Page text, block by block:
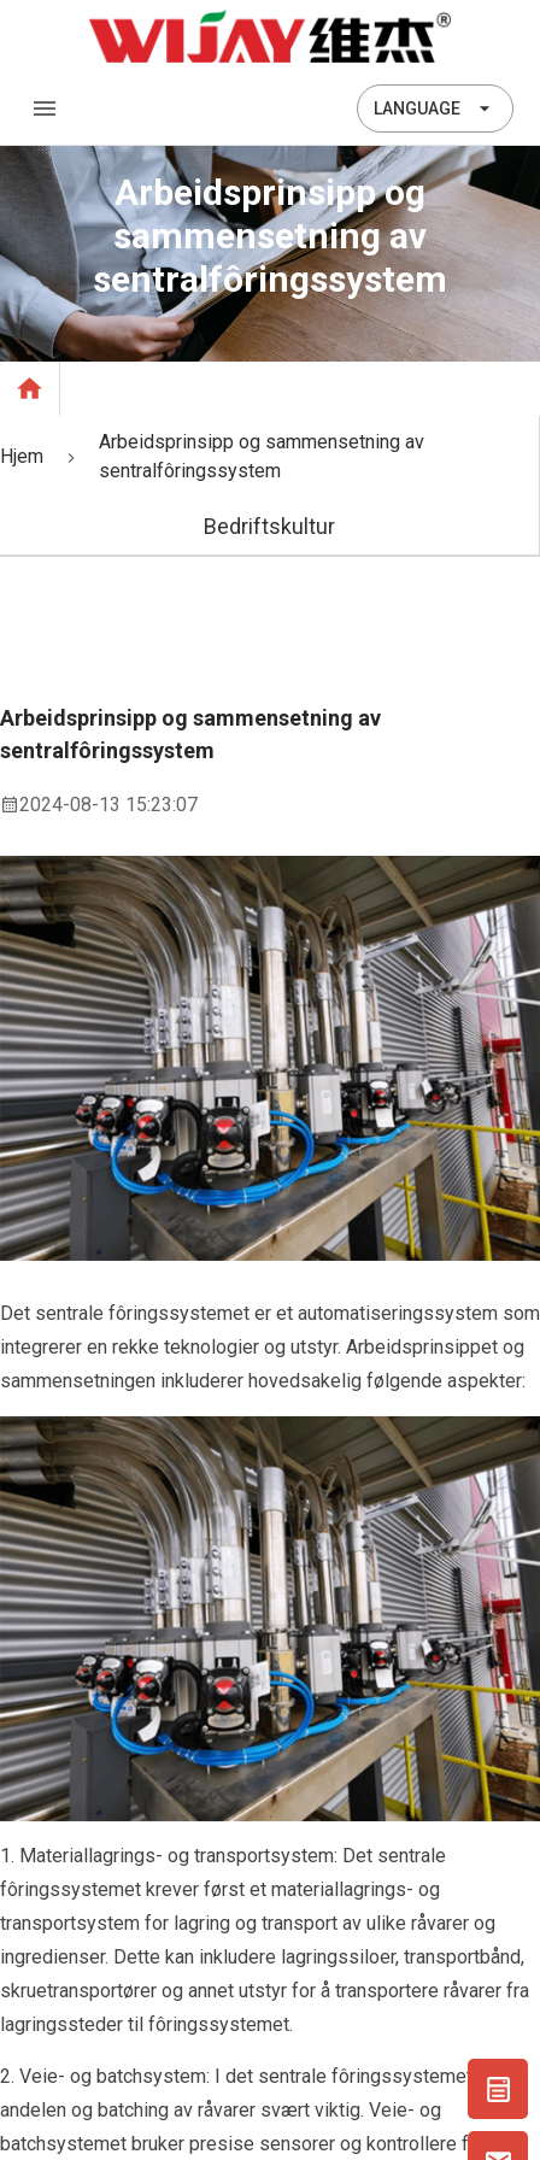
LANGUAGE
Arbeidsprinsipp og
sammensetning av
sentralfôringssystem
Hjem
Arbeidsprinsipp og sammensetning av
sentralfôringssystem
Bedriftskultur
Arbeidsprinsipp og sammensetning av
sentralfôringssystem
2024-08-13 15:23:07
Det sentrale fôringssystemet er et automatiseringssystem som
integrerer en rekke teknologier og utstyr. Arbeidsprinsippet og
sammensetningen inkluderer hovedsakelig følgende aspekter:
1. Materiallagrings- og transportsystem: Det sentrale
fôringssystemet krever først et materiallagrings- og
transportsystem for lagring og transport av ulike råvarer og
ingredienser. Dette kan inkludere lagringssiloer, transportbånd,
skruetransportører og annet utstyr for å transportere råvarer fra
lagringssteder til fôringssystemet.
2. Veie- og batchsystem: I det sentrale fôringssystemet er
andelen og batching av råvarer svært viktig. Veie- og
batchsystemet bruker presise sensorer og kontrollere for